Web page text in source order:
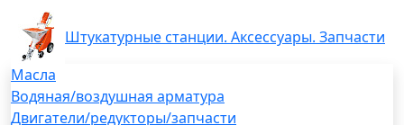
Штукатурные станции. Аксессуары. Запчасти
Масла
Водяная/воздушная арматура
Двигатели/редукторы/запчасти